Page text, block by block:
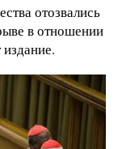
отозвались
в отношении